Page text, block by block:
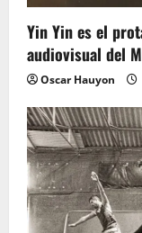
Yin Yin es el
audiovisual del
Oscar Hauyon